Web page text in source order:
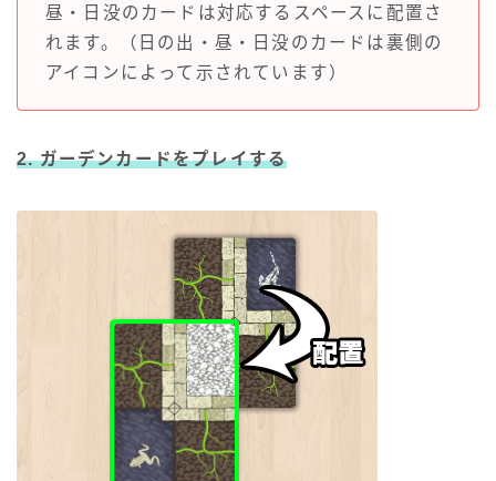
昼・日没のカードは対応するスペースに配置さ
れます。（日の出・昼・日没のカードは裏側の
アイコンによって示されています）
2. ガーデンカードをプレイする